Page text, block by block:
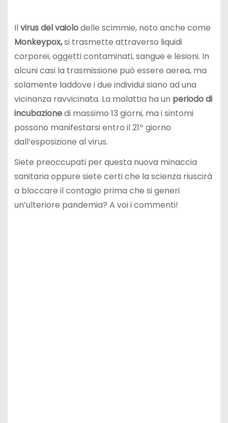
Ilvirus del vaiolodelle scimmie, noto anche come
Monkeypox,si trasmette attraverso liquidi
corporei, oggetti contaminati, sangue e lesioni. In
alcuni casi la trasmissione può essere aerea, ma
solamente laddove i due individui siano ad una
vicinanza ravvicinata. La malattia ha un periodo di
incubazionedi massimo 13 giorni, ma i sintomi
possono manifestarsi entro il 21º giorno
dall’esposizione al virus.
Siete preoccupati per questa nuova minaccia
sanitaria oppure siete certi che la scienza riuscirà
a bloccare il contagio prima che si generi
un’ulteriore pandemia? A voi i commenti!